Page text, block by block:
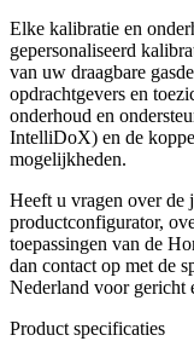
Elke kalibratie en
gepersonaliseerd
van uw draagbare
opdrachtgevers en
onderhoud en
IntelliDoX) en de
mogelijkheden.
Heeft u vragen over de
productconfigurator,
toepassingen van de
dan contact op met de
Nederland voor gericht
Product specificaties